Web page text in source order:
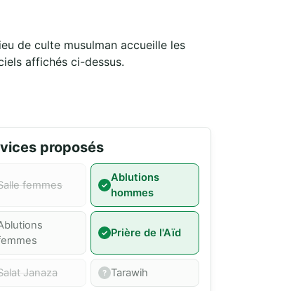
de culte musulman accueille les
affichés ci-dessus.
proposés
femmes
Ablutions
hommes
Prière de l'Aïd
Janaza Tarawih